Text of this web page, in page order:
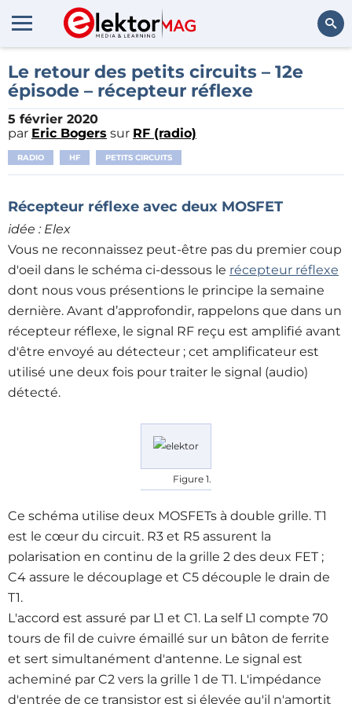
Rechercher
Le retour des petits circuits – 12e
épisode – récepteur réflexe
5 février 2020
par Eric Bogers sur RF (radio)
RADIO HF PETITS CIRCUITS
Récepteur réflexe avec deux MOSFET
idée : Elex
Vous ne reconnaissez peut-être pas du premier coup
d'oeil dans le schéma ci-dessous le récepteur réflexe
dont nous vous présentions le principe la semaine
dernière. Avant d’approfondir, rappelons que dans un
récepteur réflexe, le signal RF reçu est amplifié avant
d'être envoyé au détecteur ; cet amplificateur est
utilisé une deux fois pour traiter le signal (audio)
détecté.
Figure 1.
Ce schéma utilise deux MOSFETs à double grille. T1
est le cœur du circuit. R3 et R5 assurent la
polarisation en continu de la grille 2 des deux FET ;
C4 assure le découplage et C5 découple le drain de
T1.
L'accord est assuré par L1 et C1. La self L1 compte 70
tours de fil de cuivre émaillé sur un bâton de ferrite
et sert simultanément d'antenne. Le signal est
acheminé par C2 vers la grille 1 de T1. L'impédance
d'entrée de ce transistor est si élevée qu'il n'amortit